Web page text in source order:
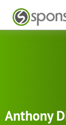
Anthony